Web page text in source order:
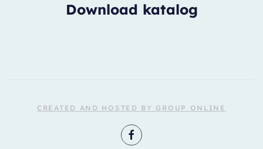
Download katalog
CREATED AND HOSTED BY GROUP ONLINE